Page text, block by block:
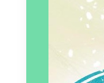
Éditeur :